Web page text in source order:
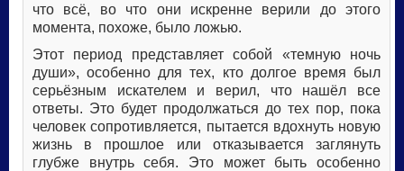
что всё, во что они искренне верили до этого
момента, похоже, было ложью.
Этот период представляет собой «темную ночь
души», особенно для тех, кто долгое время был
серьёзным искателем и верил, что нашёл все
ответы. Это будет продолжаться до тех пор, пока
человек сопротивляется, пытается вдохнуть новую
жизнь в прошлое или отказывается заглянуть
глубже внутрь себя. Это может быть особенно